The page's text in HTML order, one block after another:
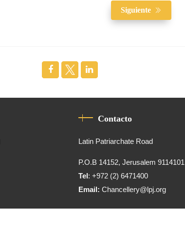
Siguiente
Contacto
Latin Patriarchate Road
P.O.B 14152, Jerusalem 9114101
Tel: +972 (2) 6471400
Email:Chancellery@lpj.org